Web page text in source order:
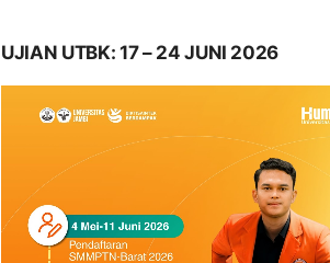
UJIAN UTBK: 17 – 24 JUNI 2026